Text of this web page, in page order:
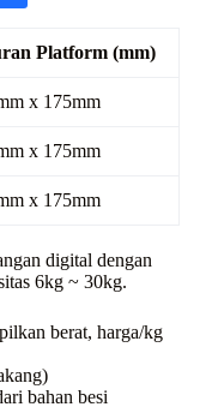
Platform (mm)
x 175mm
x 175mm
x 175mm
digital dengan
6kg ~ 30kg.
berat, harga/kg
bahan besi